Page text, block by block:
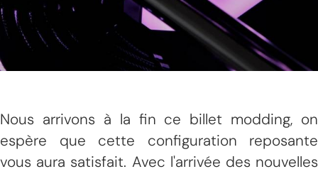
Nous arrivons à la fin ce billet modding, on
espère que cette configuration reposante
vous aura satisfait. Avec l'arrivée des nouvelles